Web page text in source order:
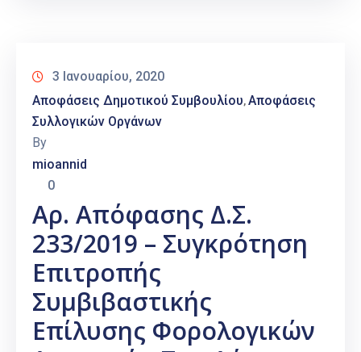
3 Ιανουαρίου, 2020
Αποφάσεις Δημοτικού Συμβουλίου‚Αποφάσεις
Συλλογικών Οργάνων
By
mioannid
0
Αρ. Απόφασης Δ.Σ.
233/2019 – Συγκρότηση
Επιτροπής
Συμβιβαστικής
Επίλυσης Φορολογικών